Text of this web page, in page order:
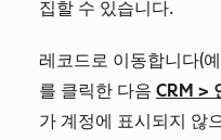
집할 수 있습니다.
레코드로 이동합니다(
를 클릭한 다음 CRM >
가 계정에 표시되지 않